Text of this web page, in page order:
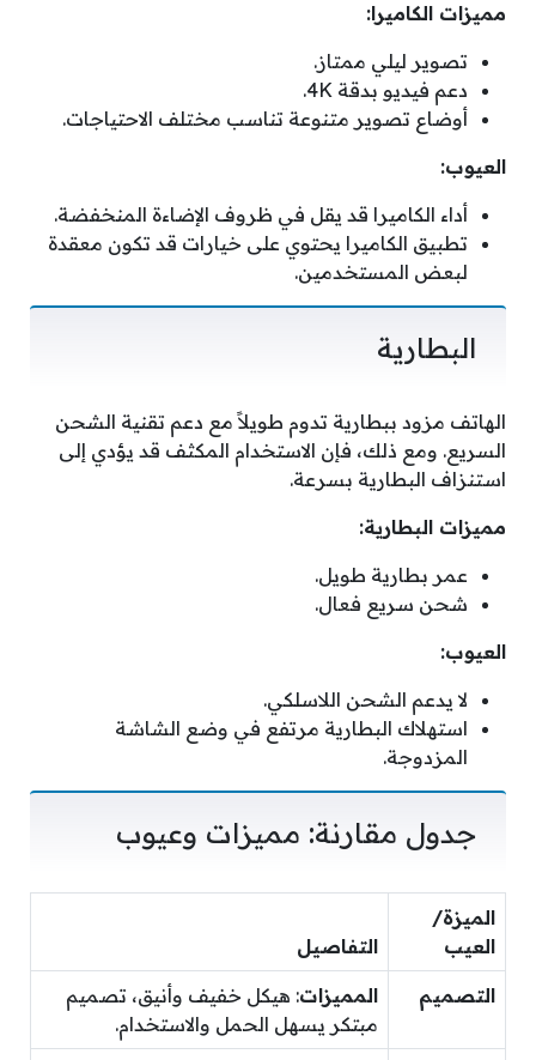
مميزات الكاميرا:
تصوير ليلي ممتاز.
دعم فيديو بدقة 4K.
أوضاع تصوير متنوعة تناسب مختلف الاحتياجات.
العيوب:
أداء الكاميرا قد يقل في ظروف الإضاءة المنخفضة.
تطبيق الكاميرا يحتوي على خيارات قد تكون معقدة
لبعض المستخدمين.
البطارية
الهاتف مزود ببطارية تدوم طويلاً مع دعم تقنية الشحن
السريع. ومع ذلك، فإن الاستخدام المكثف قد يؤدي إلى
استنزاف البطارية بسرعة.
مميزات البطارية:
عمر بطارية طويل.
شحن سريع فعال.
العيوب:
لا يدعم الشحن اللاسلكي.
استهلاك البطارية مرتفع في وضع الشاشة
المزدوجة.
جدول مقارنة: مميزات وعيوب
الميزة/
العيب
التفاصيل
التصميم المميزات: هيكل خفيف وأنيق، تصميم
مبتكر يسهل الحمل والاستخدام.